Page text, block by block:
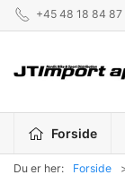
+45 48 18 84 87
Forside
Du er her: Forside